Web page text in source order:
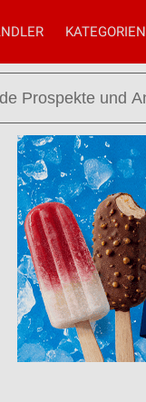
KATEGORIEN